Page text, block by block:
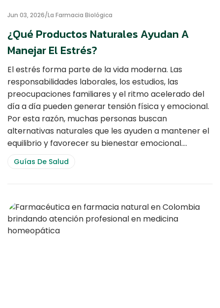
Jun 03, 2026 La Farmacia Biológica
¿Qué Productos Naturales Ayudan A
Manejar El Estrés?
El estrés forma parte de la vida moderna. Las
responsabilidades laborales, los estudios, las
preocupaciones familiares y el ritmo acelerado del
día a día pueden generar tensión física y emocional.
Por esta razón, muchas personas buscan
alternativas naturales que les ayuden a mantener el
equilibrio y favorecer su bienestar emocional.…
Guías De Salud